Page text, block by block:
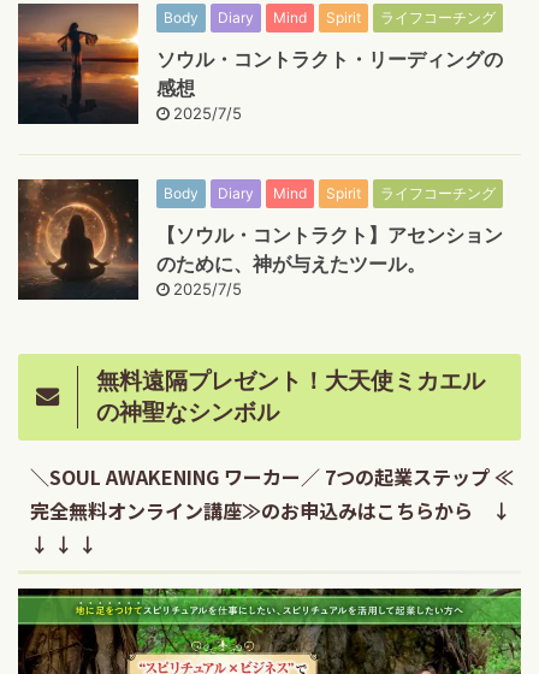
Body Diary Mind Spirit ライフコーチング
ソウル・コントラクト・リーディングの
感想
2025/7/5
Body Diary Mind Spirit ライフコーチング
【ソウル・コントラクト】アセンション
のために、神が与えたツール。
2025/7/5
無料遠隔プレゼント！大天使ミカエル
の神聖なシンボル
＼SOUL AWAKENING ワーカー／ 7つの起業ステップ ≪
完全無料オンライン講座≫のお申込みはこちらから ↓
↓ ↓ ↓